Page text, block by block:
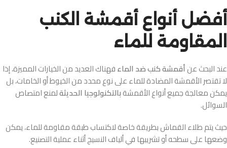
أفضل أنواع أقمشة الكنب
المقاومة للماء
عند البحث عنأقمشة كنب ضد الماءفهناك العديد من الخيارات المميزة، إذا
لا تقتصر الأقمشة المضادة للماء على نوع محدد من الخيوط أو الخامات، بل
يمكن معالجة جميع أنواع الأقمشةبالتكنولوجيا الحديثةلمنع امتصاص
السوائل.
حيث يتم طلاء القماش بطريقة خاصة لاكتساب طبقة مقاومة للماء، يمكن
وضعها على سطحه أو تشريبها في ألياف النسيج أثناء عملية التصنيع.